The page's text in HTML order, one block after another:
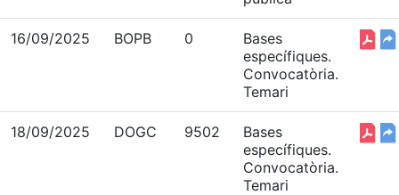
16/09/2025 BOPB 0
Bases
específiques.
Convocatòria.
Temari
18/09/2025 DOGC 9502
Bases
específiques.
Convocatòria.
Temari